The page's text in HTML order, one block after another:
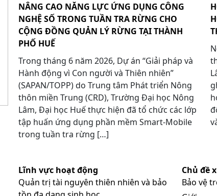
NÂNG CAO NĂNG LỰC ỨNG DỤNG CÔNG
NGHỆ SỐ TRONG TUẦN TRA RỪNG CHO
CỘNG ĐỒNG QUẢN LÝ RỪNG TẠI THÀNH
PHỐ HUẾ
Trong tháng 6 năm 2026, Dự án “Giải pháp và
Hành động vì Con người và Thiên nhiên”
(SAPAN/TOPP) do Trung tâm Phát triển Nông
thôn miền Trung (CRD), Trường Đại học Nông
Lâm, Đại học Huế thực hiện đã tổ chức các lớp
tập huấn ứng dụng phần mềm Smart-Mobile
trong tuần tra rừng […]
Lĩnh vực hoạt động
Quản trị tài nguyên thiên nhiên và bảo
Chủ đề
Bảo vệ